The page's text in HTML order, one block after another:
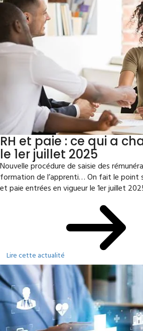
RH et paie : ce qui a
le 1er juillet 2025
Nouvelle procédure de saisie des
formation de l’apprenti… On fait le point
et paie entrées en vigueur le 1er juillet
Lire cette actualité